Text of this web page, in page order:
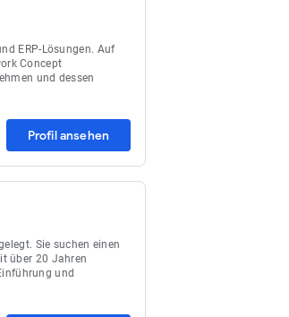
ERP-Lösungen. Auf
Concept
und dessen
Profil ansehen
Sie suchen einen
über 20 Jahren
und